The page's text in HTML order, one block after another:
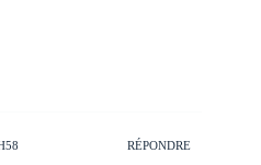
RÉPONDRE